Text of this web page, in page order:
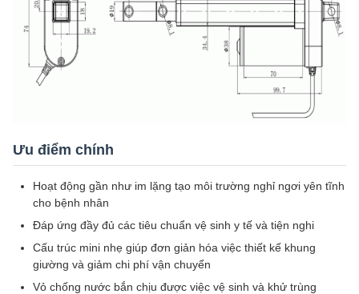
Ưu điểm chính
Hoạt động gần như im lặng tạo môi trường nghỉ ngơi yên tĩnh
cho bệnh nhân
Đáp ứng đầy đủ các tiêu chuẩn vệ sinh y tế và tiện nghi
Cấu trúc mini nhẹ giúp đơn giản hóa việc thiết kế khung
giường và giảm chi phí vận chuyển
Vỏ chống nước bắn chịu được việc vệ sinh và khử trùng